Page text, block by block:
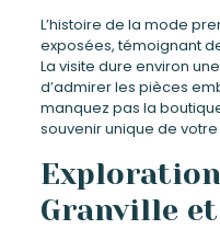
L’histoire de la mode
exposées, témoignant
La visite dure environ
d’admirer les pièces
manquez pas la
souvenir unique de
Granville